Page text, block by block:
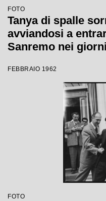
FOTO
Tanya di spalle
avviandosi a
Sanremo nei
FEBBRAIO 1962
FOTO